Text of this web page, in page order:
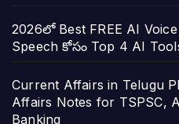
2026లో Best FREE AI
Speech కోసం Top 4 AI
Current Affairs in Telugu
Affairs Notes for TSPSC,
Banking